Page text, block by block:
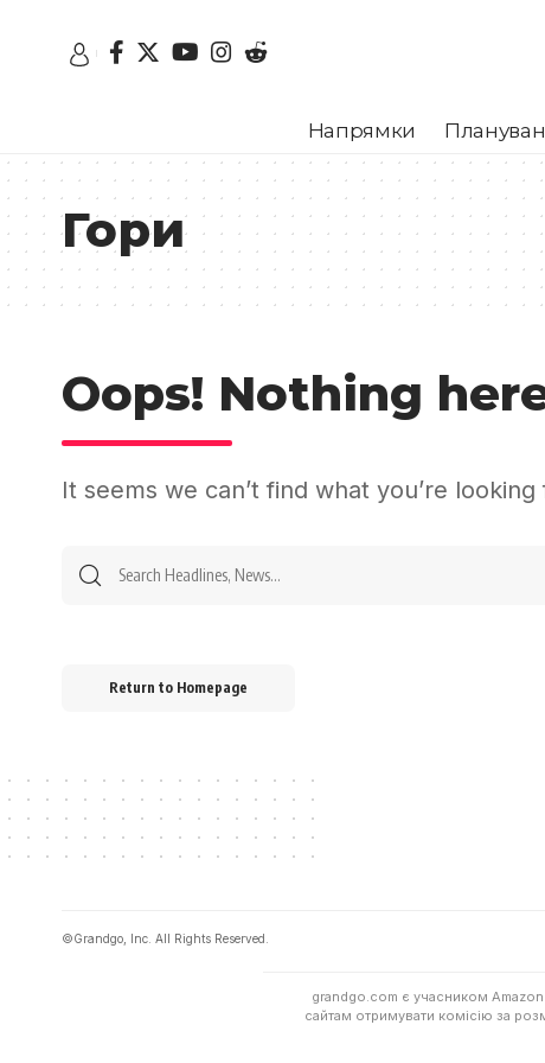
Напрямки
Гори
Oops! Nothing
It seems we can’t find what you’re
Search
Return to Homepage
©Grandgo, Inc. All Rights Reserved.
grandgo.com є учасником
сайтам отримувати комісію за